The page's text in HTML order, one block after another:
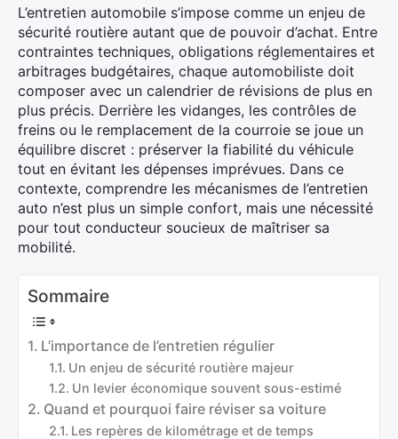
L’entretien automobile s’impose comme un enjeu de
sécurité routière autant que de pouvoir d’achat. Entre
contraintes techniques, obligations réglementaires et
arbitrages budgétaires, chaque automobiliste doit
composer avec un calendrier de révisions de plus en
plus précis. Derrière les vidanges, les contrôles de
freins ou le remplacement de la courroie se joue un
équilibre discret : préserver la fiabilité du véhicule
tout en évitant les dépenses imprévues. Dans ce
contexte, comprendre les mécanismes de l’entretien
auto n’est plus un simple confort, mais une nécessité
pour tout conducteur soucieux de maîtriser sa
mobilité.
Sommaire
L’importance de l’entretien régulier
Un enjeu de sécurité routière majeur
Un levier économique souvent sous-estimé
Quand et pourquoi faire réviser sa voiture
Les repères de kilométrage et de temps